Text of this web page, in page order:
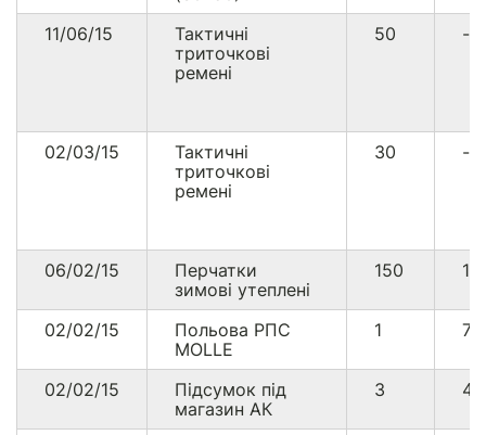
11/06/15
Тактичні
триточкові
ремені
50 --
02/03/15
Тактичні
триточкові
ремені
30 --
06/02/15
Перчатки
зимові утеплені
150
02/02/15
Польова РПС
MOLLE
1
02/02/15
Підсумок під
магазин АК
3